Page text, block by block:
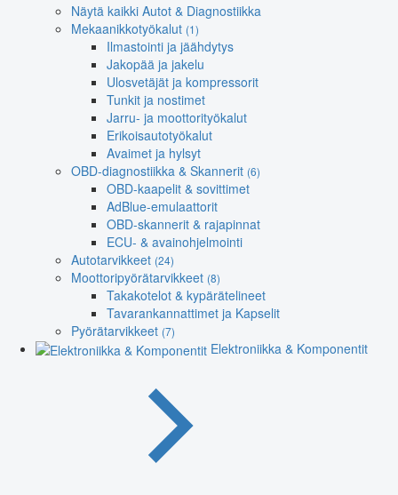
Näytä kaikki Autot & Diagnostiikka
Mekaanikkotyökalut (1)
Ilmastointi ja jäähdytys
Jakopää ja jakelu
Ulosvetäjät ja kompressorit
Tunkit ja nostimet
Jarru- ja moottorityökalut
Erikoisautotyökalut
Avaimet ja hylsyt
OBD-diagnostiikka & Skannerit (6)
OBD-kaapelit & sovittimet
AdBlue-emulaattorit
OBD-skannerit & rajapinnat
ECU- & avainohjelmointi
Autotarvikkeet (24)
Moottoripyörätarvikkeet (8)
Takakotelot & kypärätelineet
Tavarankannattimet ja Kapselit
Pyörätarvikkeet (7)
Elektroniikka & Komponentit